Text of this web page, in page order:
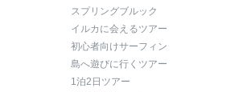
スプリングブルック
イルカに会えるツアー
初心者向けサーフィン
島へ遊びに行くツアー
1泊2日ツアー